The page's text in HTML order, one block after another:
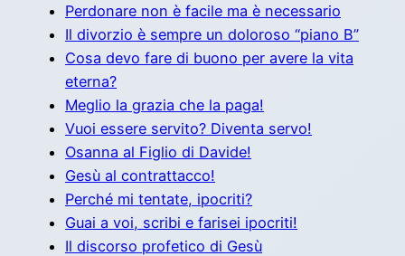
Perdonare non è facile ma è necessario
Il divorzio è sempre un doloroso “piano B”
Cosa devo fare di buono per avere la vita
eterna?
Meglio la grazia che la paga!
Vuoi essere servito? Diventa servo!
Osanna al Figlio di Davide!
Gesù al contrattacco!
Perché mi tentate, ipocriti?
Guai a voi, scribi e farisei ipocriti!
Il discorso profetico di Gesù